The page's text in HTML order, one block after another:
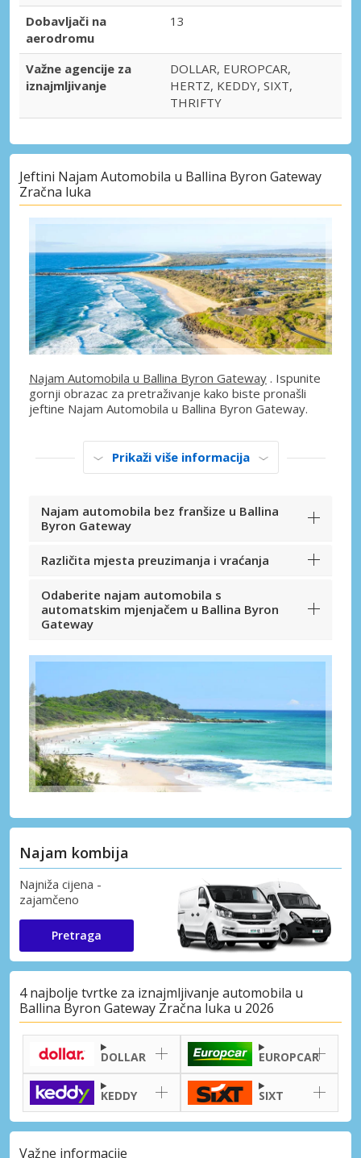
Dobavljači na
aerodromu
13
Važne agencije za
iznajmljivanje
DOLLAR, EUROPCAR,
HERTZ, KEDDY, SIXT,
THRIFTY
Jeftini Najam Automobila u Ballina Byron Gateway
Zračna luka
Najam Automobila u Ballina Byron Gateway . Ispunite
gornji obrazac za pretraživanje kako biste pronašli
jeftine Najam Automobila u Ballina Byron Gateway.
Prikaži više informacija
Najam automobila bez franšize u Ballina
Byron Gateway
Različita mjesta preuzimanja i vraćanja
Odaberite najam automobila s
automatskim mjenjačem u Ballina Byron
Gateway
Najam kombija
Najniža cijena -
zajamčeno
Pretraga
4 najbolje tvrtke za iznajmljivanje automobila u
Ballina Byron Gateway Zračna luka u 2026
DOLLAR EUROPCAR
KEDDY SIXT
Važne informacije